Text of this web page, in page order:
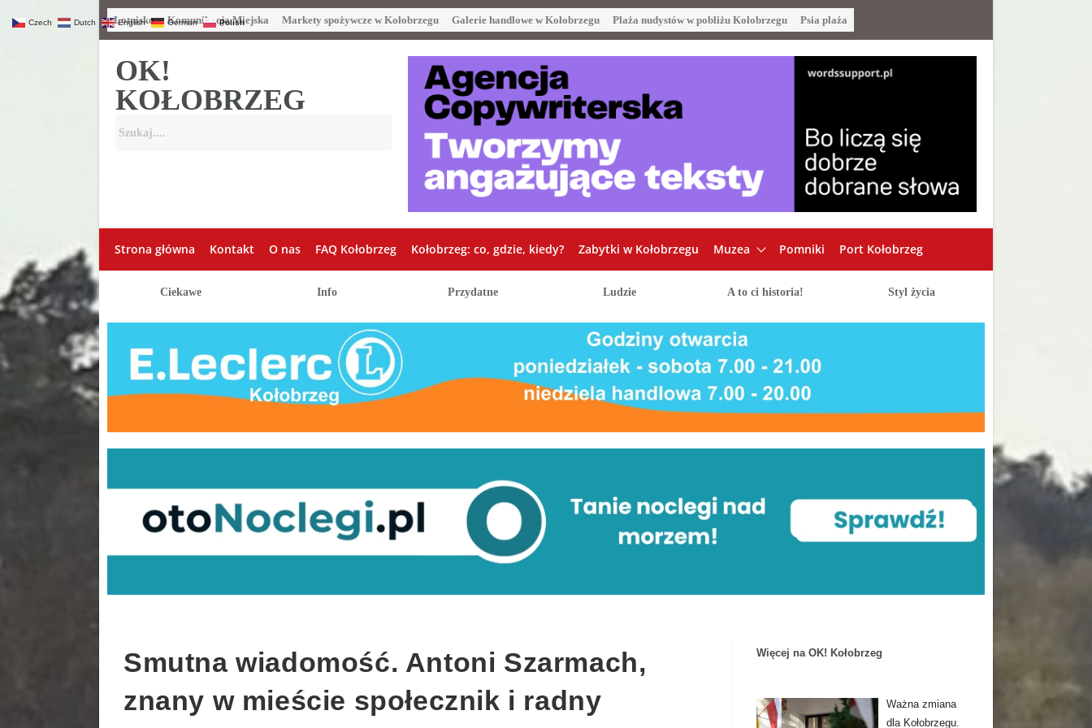
Lotnisko Komunikacja Miejska Markety spożywcze w Kołobrzegu Galerie handlowe w Kołobrzegu Plaża nudystów w pobliżu Kołobrzegu Psia plaża
OK!
KOŁOBRZEG
Strona główna Kontakt O nas FAQ Kołobrzeg Kołobrzeg: co, gdzie, kiedy? Zabytki w Kołobrzegu Muzea Pomniki Port Kołobrzeg
Ciekawe Info Przydatne Ludzie A to ci historia! Styl życia
Smutna wiadomość. Antoni Szarmach,
znany w mieście społecznik i radny
Więcej na OK! Kołobrzeg
Ważna zmiana
dla Kołobrzegu.
Czech Dutch English German Polish